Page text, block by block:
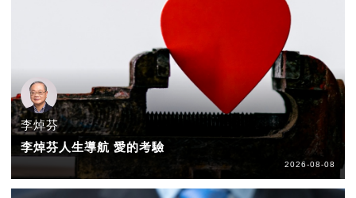
李焯芬
李焯芬人生導航 愛的考驗
2026-08-08